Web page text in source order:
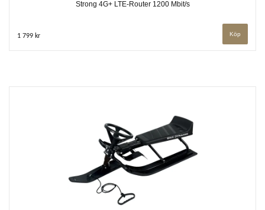
Strong 4G+ LTE-Router 1200 Mbit/s
1 799 kr